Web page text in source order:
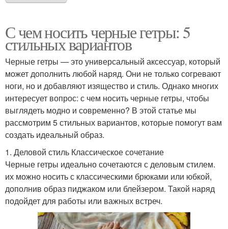
С чем носить черные гетры: 5
стильных вариантов
Черные гетры — это универсальный аксессуар, который
может дополнить любой наряд. Они не только согревают
ноги, но и добавляют изящество и стиль. Однако многих
интересует вопрос: с чем носить черные гетры, чтобы
выглядеть модно и современно? В этой статье мы
рассмотрим 5 стильных вариантов, которые помогут вам
создать идеальный образ.
1. Деловой стиль Классическое сочетание
Черные гетры идеально сочетаются с деловым стилем.
их можно носить с классическими брюками или юбкой,
дополнив образ пиджаком или блейзером. Такой наряд
подойдет для работы или важных встреч.